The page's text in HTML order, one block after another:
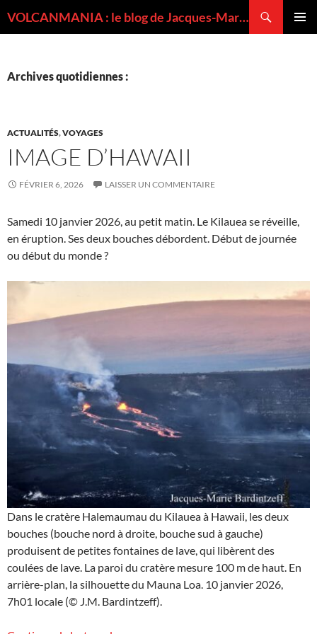
VOLCANMANIA : le blog de Jacques-Marie BARDINTZEFF, volcanologue
Archives quotidiennes :
ACTUALITÉS,VOYAGES
IMAGE D’HAWAII
FÉVRIER 6, 2026 LAISSER UN COMMENTAIRE
Samedi 10 janvier 2026, au petit matin. Le Kilauea se réveille,
en éruption. Ses deux bouches débordent. Début de journée
ou début du monde ?
Dans le cratère Halemaumau du Kilauea à Hawaii, les deux
bouches (bouche nord à droite, bouche sud à gauche)
produisent de petites fontaines de lave, qui libèrent des
coulées de lave. La paroi du cratère mesure 100 m de haut. En
arrière-plan, la silhouette du Mauna Loa. 10 janvier 2026,
7h01 locale (© J.M. Bardintzeff).